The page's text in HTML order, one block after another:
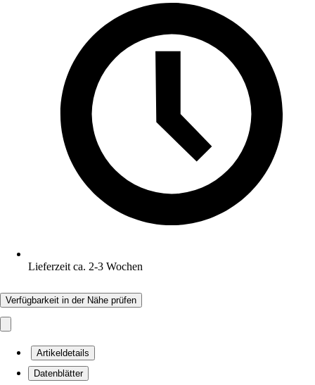
Lieferzeit ca. 2-3 Wochen
Verfügbarkeit in der Nähe prüfen
Artikeldetails
Datenblätter